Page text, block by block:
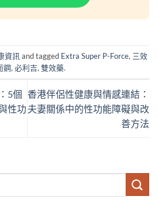
資訊 and tagged Extra Super P-Force, 三效
鋼, 必利吉, 雙效藥.
5個
性功
香港伴侶性健康與情感連結：
夫妻關係中的性功能障礙與改
善方法